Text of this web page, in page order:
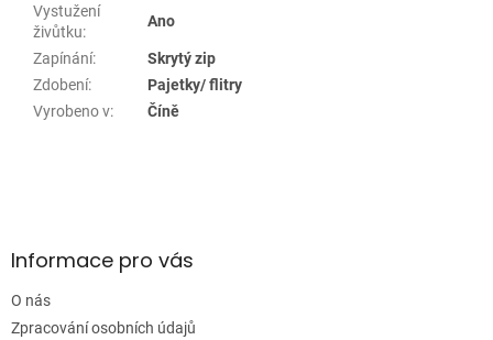
Vystužení
živůtku:
Ano
Zapínání:
Skrytý zip
Zdobení:
Pajetky/ flitry
Vyrobeno v: Číně
aInformace pro vás
O nás
Zpracování osobních údajů